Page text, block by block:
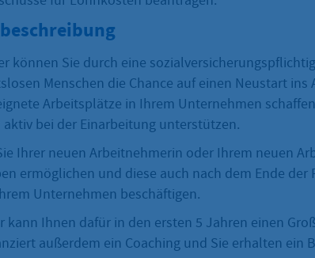
können Sie durch eine
Menschen die Chance auf einen Neustart ins
Arbeitsplätze in Ihrem Unternehmen
aktiv bei der Einarbeitung unterstützen.
Ihrer neuen Arbeitnehmerin oder Ihrem neuen
ermöglichen und diese auch nach dem Ende
Unternehmen beschäftigen.
kann Ihnen dafür in den ersten 5 Jahren einen
außerdem ein Coaching und Sie erhalten ein